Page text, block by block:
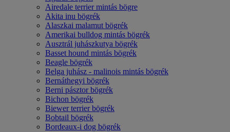
Airedale terrier mintás bögre
Akita inu bögrék
Alaszkai malamut bögrék
Amerikai bulldog mintás bögrék
Ausztrál juhászkutya bögrék
Basset hound mintás bögrék
Beagle bögrék
Belga juhász - malinois mintás bögrék
Bernáthegyi bögrék
Berni pásztor bögrék
Bichon bögrék
Biewer terrier bögrék
Bobtail bögrék
Bordeaux-i dog bögrék